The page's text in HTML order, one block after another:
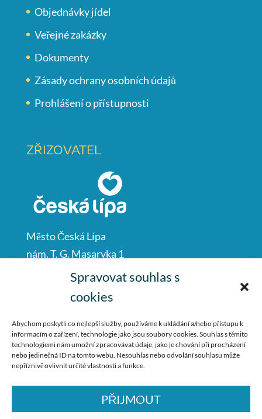
Spravovat souhlas s
cookies
Abychom poskytli co nejlepší služby, používáme k ukládání a/nebo přístupu k
informacím o zařízení, technologie jako jsou soubory cookies. Souhlas s těmito
technologiemi nám umožní zpracovávat údaje, jako je chování při procházení
nebo jedinečná ID na tomto webu. Nesouhlas nebo odvolání souhlasu může
nepříznivě ovlivnit určité vlastnosti a funkce.
PŘIJMOUT
Objednávky jídel
Veřejné zakázky
Dokumenty
Zásady ochrany osobních údajů
Prohlášení o přístupnosti
ZŘIZOVATEL
Město Česká Lípa
nám. T. G. Masaryka 1
Česká Lípa
487 881 111
podatelna@mucl.cz